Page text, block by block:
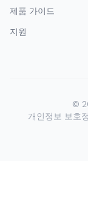
제품 가이드
지원
©
개인정보 보호